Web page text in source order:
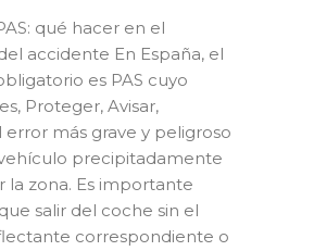
qué hacer en el
accidente En España, el
es PAS cuyo
Proteger, Avisar,
error más grave y peligroso
precipitadamente
la zona. Es importante
salir del coche sin el
correspondiente o